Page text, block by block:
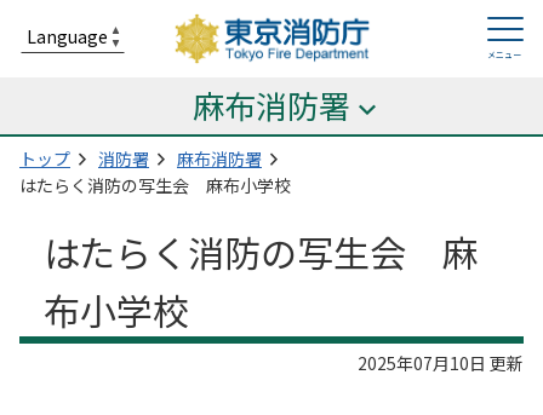
麻布消防署
トップ 消防署
麻布消防署
はたらく消防の写生会 麻布小学校
はたらく消防の写生会 麻
布小学校
2025年07月10日 更新